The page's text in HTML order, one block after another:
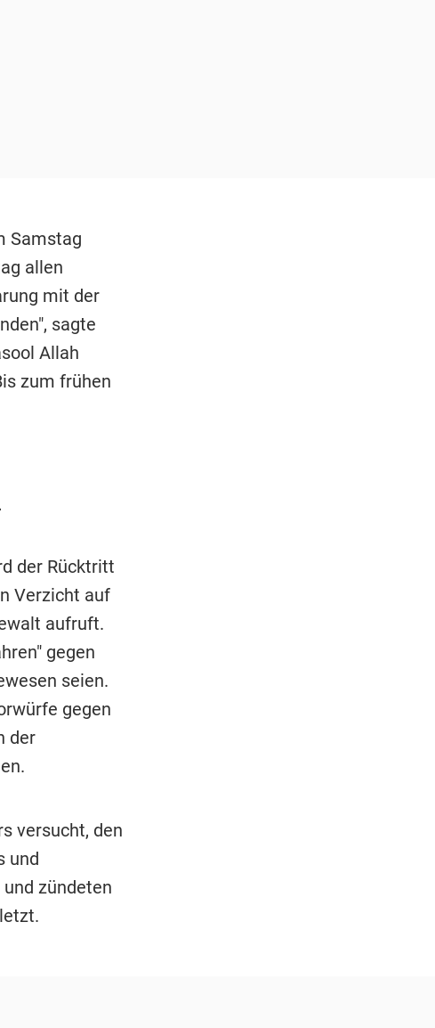
Samstag
allen
mit der
sagte
Allah
zum frühen
der Rücktritt
Verzicht auf
aufruft.
gegen
seien.
gegen
der
versucht, den
und
zündeten